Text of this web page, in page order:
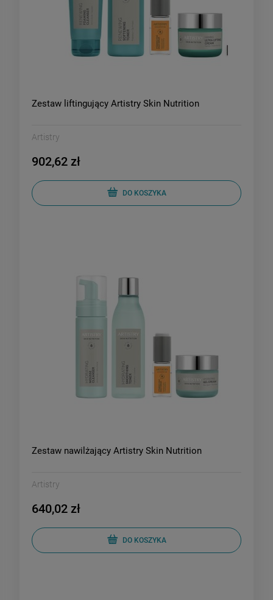
Zestaw liftingujący Artistry Skin Nutrition
Artistry
902,62 zł
DO KOSZYKA
Zestaw nawilżający Artistry Skin Nutrition
Artistry
640,02 zł
DO KOSZYKA